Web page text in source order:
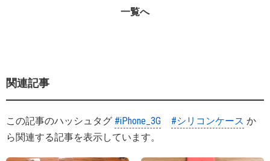
一覧へ
関連記事
この記事のハッシュタグ #iPhone_3G #シリコンケース か
ら関連する記事を表示しています。